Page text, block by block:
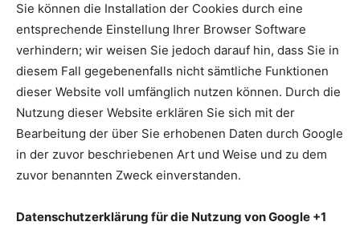
Sie können die Installation der Cookies durch eine
entsprechende Einstellung Ihrer Browser Software
verhindern; wir weisen Sie jedoch darauf hin, dass Sie in
diesem Fall gegebenenfalls nicht sämtliche Funktionen
dieser Website voll umfänglich nutzen können. Durch die
Nutzung dieser Website erklären Sie sich mit der
Bearbeitung der über Sie erhobenen Daten durch Google
in der zuvor beschriebenen Art und Weise und zu dem
zuvor benannten Zweck einverstanden.
Datenschutzerklärung für die Nutzung von Google +1